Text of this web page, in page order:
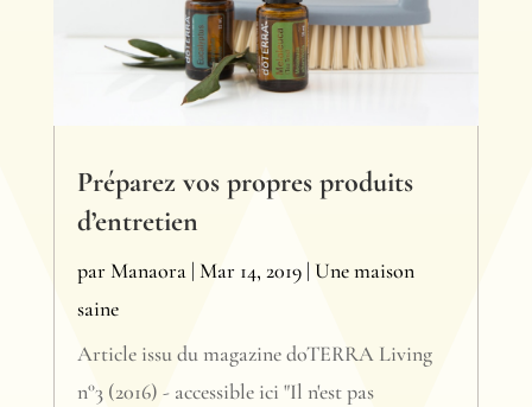
Préparez vos propres produits
d’entretien
parManaora| Mar 14, 2019| Une maison
saine
Article issu du magazine doTERRA Living
n°3 (2016) - accessible ici "Il n'est pas